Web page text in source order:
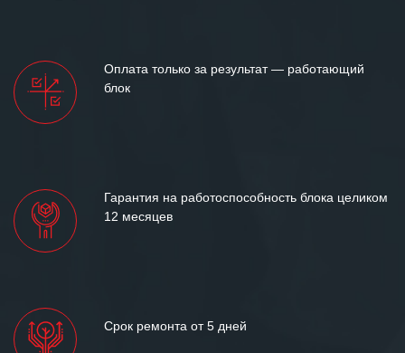
Оплата только за результат — работающий
блок
Гарантия на работоспособность блока целиком
12 месяцев
Срок ремонта от 5 дней